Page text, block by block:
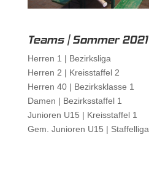
Teams | Sommer 2021
Herren 1 | Bezirksliga
Herren 2 | Kreisstaffel 2
Herren 40 | Bezirksklasse 1
Damen | Bezirksstaffel 1
Junioren U15 | Kreisstaffel 1
Gem. Junioren U15 | Staffelliga